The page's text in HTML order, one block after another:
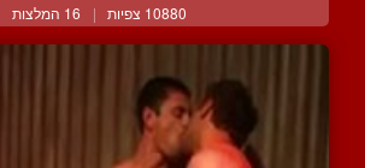
10880 צפיות | 16 המלצות